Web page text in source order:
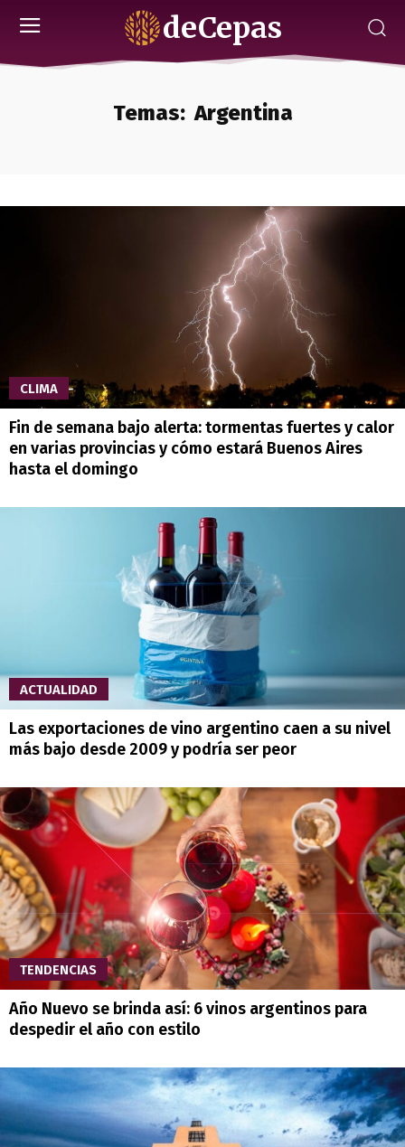
deCepas
Temas: Argentina
CLIMA
Fin de semana bajo alerta: tormentas fuertes y calor
en varias provincias y cómo estará Buenos Aires
hasta el domingo
ACTUALIDAD
Las exportaciones de vino argentino caen a su nivel
más bajo desde 2009 y podría ser peor
TENDENCIAS
Año Nuevo se brinda así: 6 vinos argentinos para
despedir el año con estilo